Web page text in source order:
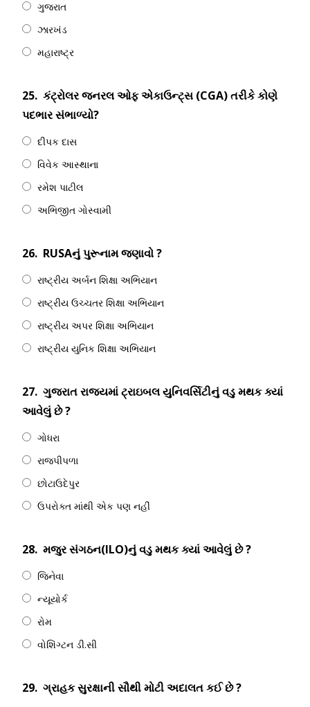
ગુજરાત
ઝારખંડ
મહારાષ્ટ્ર
25. કંટ્રોલર જનરલ ઓફ એકાઉન્ટ્સ (CGA) તરીકે કોણે
પદભાર સંભાળ્યો?
દીપક દાસ
વિવેક આસ્થાના
રમેશ પાટીલ
અભિજીત ગોસ્વામી
26. RUSAનું પુરૂનામ જણાવો ?
રાષ્ટ્રીય અર્બન શિક્ષા અભિયાન
રાષ્ટ્રીય ઉચ્ચતર શિક્ષા અભિયાન
રાષ્ટ્રીય અપર શિક્ષા અભિયાન
રાષ્ટ્રીય યુનિક શિક્ષા અભિયાન
27. ગુજરાત રાજ્યમાં ટ્રાઇબલ યુનિવર્સિટીનું વડુ મથક ક્યાં
આવેલું છે ?
ગોધરા
રાજપીપળા
છોટાઉદેપુર
ઉપરોક્ત માંથી એક પણ નહીં
28. મજુર સંગઠન(ILO)નું વડુ મથક ક્યાં આવેલું છે ?
જિનેવા
ન્યૂયોર્ક
રોમ
વોશિંગ્ટન ડી.સી
29. ગ્રાહક સુરક્ષાની સૌથી મોટી અદાલત કઈ છે ?